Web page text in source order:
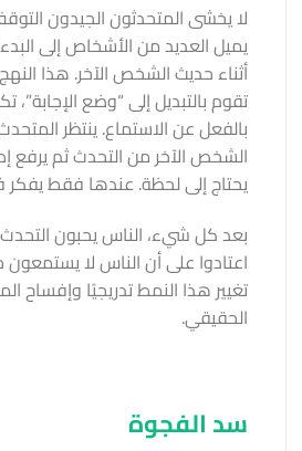
لا يخشى المتحدثون الجيدون
يميل العديد من الأشخاص إلى
أثناء حديث الشخص الآخر. هذا
تقوم بالتبديل إلى “وضع
بالفعل عن الاستماع. ينتظر
الشخص الآخر من التحدث ثم يرفع
يحتاج إلى لحظة. عندها فقط يفكر
بعد كل شيء، الناس يحبون
اعتادوا على أن الناس لا
تغيير هذا النمط تدريجيًا وإفساح
الحقيقي.
سد الفجوة